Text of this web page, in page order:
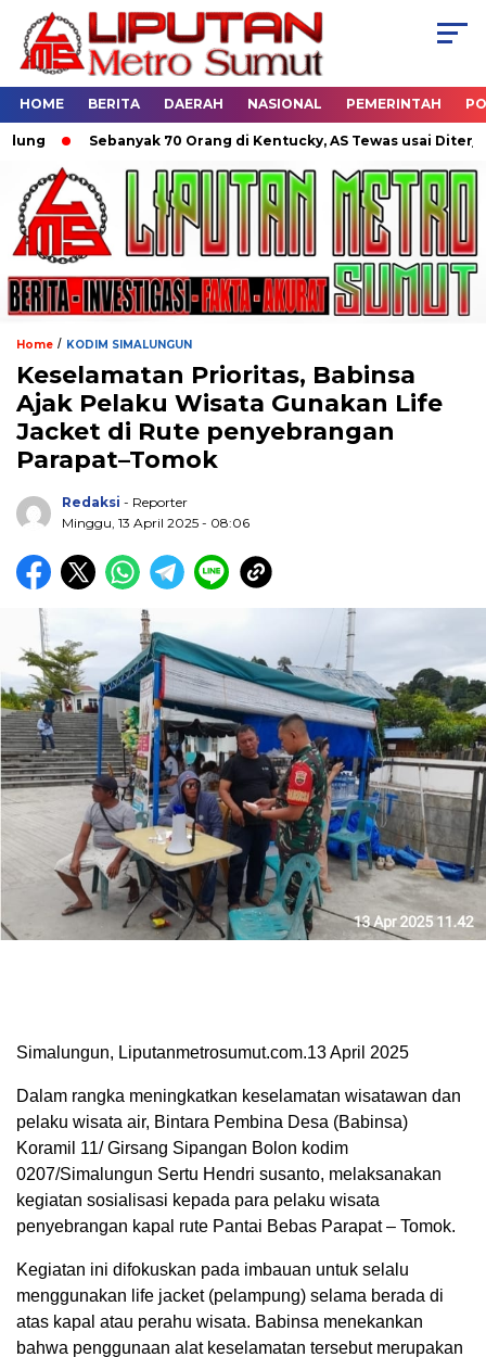
HOME BERITA DAERAH NASIONAL PEMERINTAH
Sebanyak 70 Orang di Kentucky, AS Tewas usai Diterjang
Home / KODIM SIMALUNGUN
Keselamatan Prioritas, Babinsa
Ajak Pelaku Wisata Gunakan Life
Jacket di Rute penyebrangan
Parapat–Tomok
Redaksi - Reporter
Minggu, 13 April 2025 - 08:06
Simalungun, Liputanmetrosumut.com.13 April 2025
Dalam rangka meningkatkan keselamatan wisatawan dan
pelaku wisata air, Bintara Pembina Desa (Babinsa)
Koramil 11/ Girsang Sipangan Bolon kodim
0207/Simalungun Sertu Hendri susanto, melaksanakan
kegiatan sosialisasi kepada para pelaku wisata
penyebrangan kapal rute Pantai Bebas Parapat – Tomok.
Kegiatan ini difokuskan pada imbauan untuk selalu
menggunakan life jacket (pelampung) selama berada di
atas kapal atau perahu wisata. Babinsa menekankan
bahwa penggunaan alat keselamatan tersebut merupakan